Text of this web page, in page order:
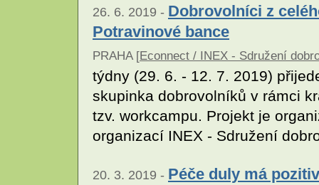
26. 6. 2019 - Dobrovolníci z
Potravinové bance
PRAHA [Econnect / INEX - Sdružení
týdny (29. 6. - 12. 7. 2019)
skupinka dobrovolníků v rámci
tzv. workcampu. Projekt je
organizací INEX - Sdružení
20. 3. 2019 - Péče duly má